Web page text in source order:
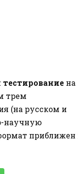
на
трем
(на русском и
научную
приближен